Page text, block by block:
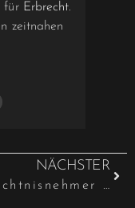
für Erbrecht.
zeitnahen
NÄCHSTER
Vermächtnisnehmer ist nicht am Verfahren zur Ernennung des Testamentsvollstreckers zu beteiligen